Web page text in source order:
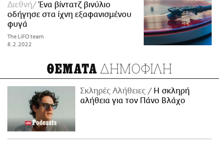
Διεθνή
Ένα βίντατζ βινύλιο
οδήγησε στα ίχνη εξαφανισμένου
φυγά
The LiFO team
8.2.2022
ΘΕΜΑΤΑ ΔΗΜΟΦΙΛΗ
Σκληρές Αλήθειες
H σκληρή
αλήθεια για τον Πάνο Βλάχο